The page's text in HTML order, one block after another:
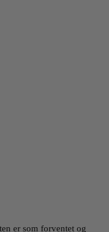
er som forventet og